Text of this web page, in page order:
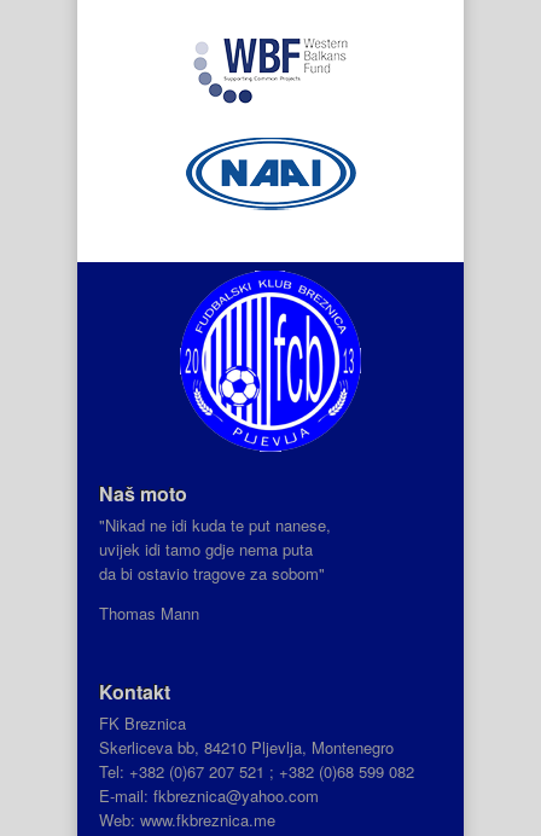
Naš moto
"Nikad ne idi kuda te put nanese,
uvijek idi tamo gdje nema puta
da bi ostavio tragove za sobom"
Thomas Mann
Kontakt
FK Breznica
Skerliceva bb, 84210 Pljevlja, Montenegro
Tel: +382 (0)67 207 521 ; +382 (0)68 599 082
E-mail: fkbreznica@yahoo.com
Web: www.fkbreznica.me